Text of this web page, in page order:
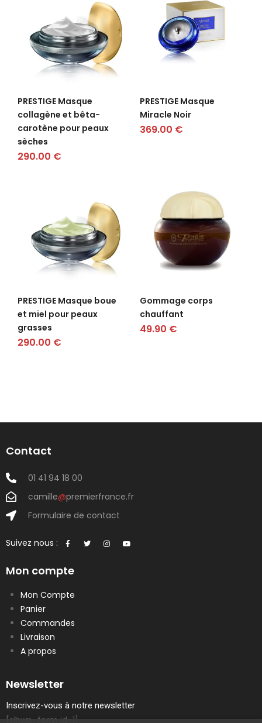
PRESTIGE Masque
collagène et bêta-
carotène pour peaux
sèches
290.00 €
PRESTIGE Masque
Miracle Noir
369.00 €
PRESTIGE Masque boue
et miel pour peaux
grasses
290.00 €
Gommage corps
chauffant
49.90 €
Contact
01 41 94 18 00
camille@premierfrance.fr
Formulaire de contact
Suivez nous :
Mon compte
Mon Compte
Panier
Commandes
Livraison
A propos
Newsletter
Inscrivez-vous à notre newsletter
[sibwp_form id=1]